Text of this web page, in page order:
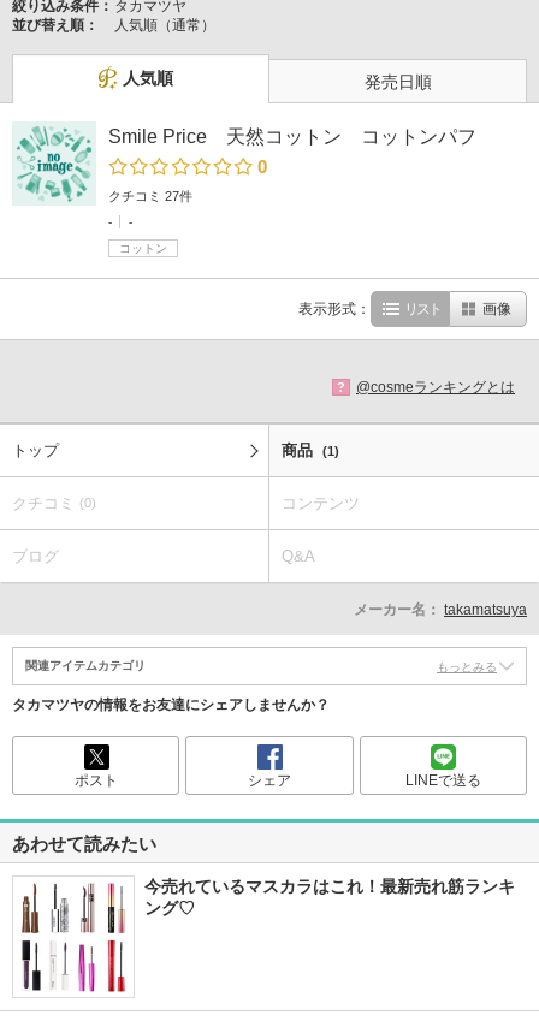
絞り込み条件： タカマツヤ
並び替え順：
人気順（通常）
人気順 発売日順
Smile Price 天然コットン コットンパフ
0
クチコミ 27件
-
-
コットン
表示形式： リスト 画像
? @cosmeランキングとは
トップ 商品 (1)
クチコミ (0) コンテンツ
ブログ Q&A
メーカー名： takamatsuya
関連アイテムカテゴリ もっとみる
タカマツヤの情報をお友達にシェアしませんか？
ポスト シェア LINEで送る
あわせて読みたい
今売れているマスカラはこれ！最新売れ筋ランキ
ング♡